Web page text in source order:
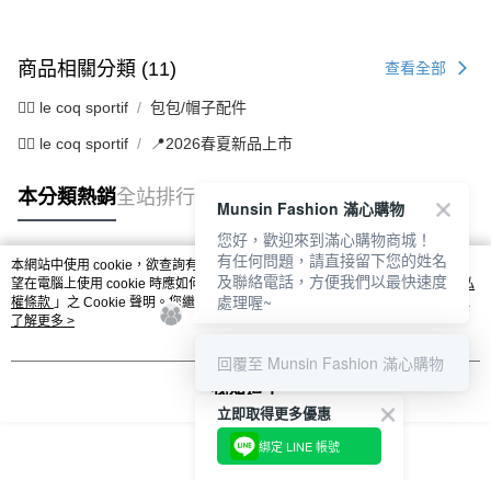
商品相關分類 (11) 查看全部
🚴‍♂️ le coq sportif 包包/帽子配件
🚴‍♂️ le coq sportif 📍2026春夏新品上市
本分類熱銷全站排行
熱門標籤
本網站中使用 cookie，欲查詢有關本網站使用 cookie 方式之詳情，及若您不希
望在電腦上使用 cookie 時應如何變更電腦的 cookie 設定，請參閱本網站「
隱私
權條款 」之 Cookie 聲明。您繼續使用本網站即表示您同意本公司得按本網站使
用條款之 Cookie 聲明使用 cookie。
了解更多 >
我知道了
立即取得更多優惠
綁定 LINE 帳號
Munsin Fashion 滿心購物
您好，歡迎來到滿心購物商城！
有任何問題，請直接留下您的姓名
及聯絡電話，方便我們以最快速度
處理喔~
回覆至 Munsin Fashion 滿心購物